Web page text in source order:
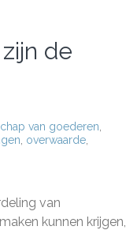
de
van goederen
overwaarde
van
kunnen krijgen,